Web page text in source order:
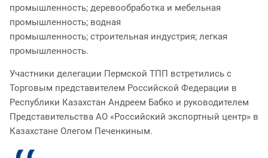
промышленность; деревообработка и мебельная
промышленность; водная
промышленность; строительная индустрия; легкая
промышленность.
Участники делегации Пермской ТПП встретились с
Торговым представителем Российской Федерации в
Республики Казахстан Андреем Бабко и руководителем
Представительства АО «Российский экспортный центр» в
Казахстане Олегом Печенкиным.